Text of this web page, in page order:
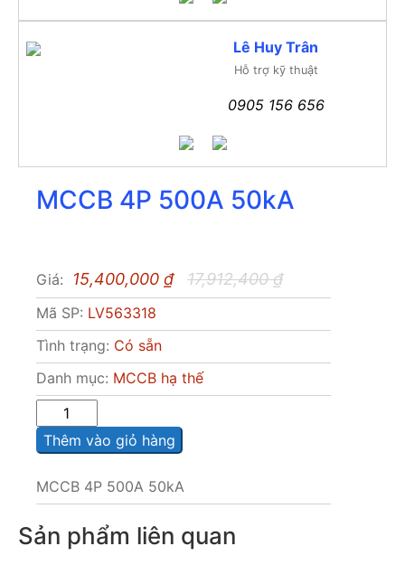
Lê Huy Trân
Hỗ trợ kỹ thuật
0905 156 656
MCCB 4P 500A 50kA
Giá: 15,400,000 ₫ 17,912,400₫
Mã SP: LV563318
Tình trạng: Có sẵn
Danh mục: MCCB hạ thế
lượng
Thêm vào giỏ hàng
MCCB 4P 500A 50kA
Sản phẩm liên quan